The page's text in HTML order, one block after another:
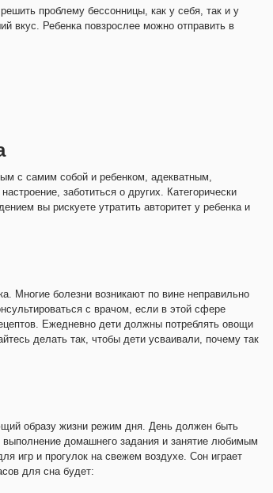
проблему бессонницы, как у себя, так и у
вкус. Ребенка повзрослее можно отправить в
с самим собой и ребенком, адекватным,
заботиться о других. Категорически
вы рискуете утратить авторитет у ребенка и
Многие болезни возникают по вине неправильно
с врачом, если в этой сфере
Ежедневно дети должны потреблять овощи
делать так, чтобы дети усваивали, почему так
образу жизни режим дня. День должен быть
домашнего задания и занятие любимым
игр и прогулок на свежем воздухе. Сон играет
для сна будет: